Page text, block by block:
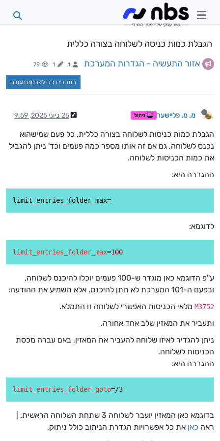
הגבלת כמות כניסה לשלוחה בצורה כללית
אזור התעשיה - הגדרות המערכת
1
1
79
התחברו כדי לפרסם תגובה
מ. מ. פליישער ניהול 25 ביוני 2025, 9:59
הגבלת כמות כניסות לשלוחה בצורה כללית, כל פעם שמישהוא
נכנס לשלוחה, גם אם זה אותו מספר כמה פעמים וכד' ניתן להגביל
את כמות הכניסות לשלוחה.
ההגדרה היא:
לדוגמא:
limit_entries_folder_max=100
ע''פ הדוגמא כאן מוגדר ש-100 פעמים יוכלו להיכנס לשלוחה,
ובפעם ה-101 המערכת לא תתן להיכנס, אלא תשמיע את ההודעה:
M3752 מלאי הכניסות האפשרי לשלוחה זו התמלא.
ותעביר את המאזין שלב אחד אחורה.
ניתן להגדיר לאיזו שלוחה להעביר את המאזין, באם עברה מכסת
הכניסות לשלוחה.
ההגדרה היא:
limit_entries_folder_goto=/3
בדוגמא כאן המאזין יועבר לשלוחה 3 שתחת השלוחה הראשית. |
ראה כאן את כל אפשרויות הגדרת הניתוב כולל ניתוק.